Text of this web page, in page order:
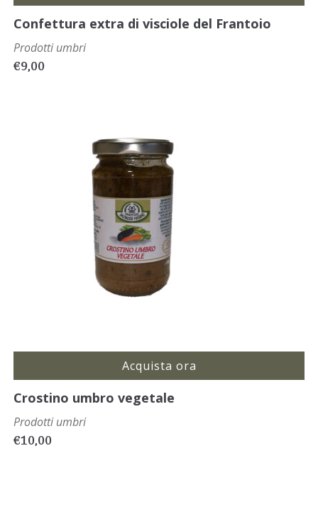
Confettura extra di visciole del Frantoio
Prodotti umbri
€9,00
Acquista ora
Crostino umbro vegetale
Prodotti umbri
€10,00